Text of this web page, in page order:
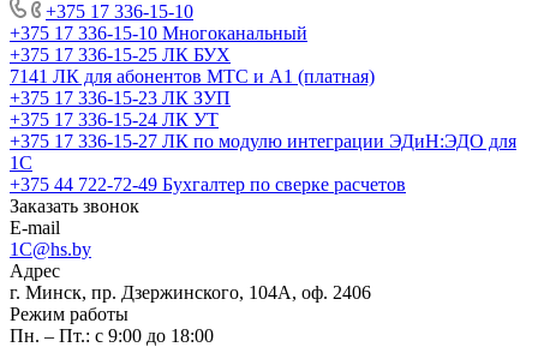
+375 17 336-15-10
+375 17 336-15-10 Многоканальный
+375 17 336-15-25 ЛК БУХ
7141 ЛК для абонентов МТС и А1 (платная)
+375 17 336-15-23 ЛК ЗУП
+375 17 336-15-24 ЛК УТ
+375 17 336-15-27 ЛК по модулю интеграции ЭДиН:ЭДО для
1С
+375 44 722-72-49 Бухгалтер по сверке расчетов
Заказать звонок
E-mail
1C@hs.by
Адрес
г. Минск, пр. Дзержинского, 104А, оф. 2406
Режим работы
Пн. – Пт.: с 9:00 до 18:00